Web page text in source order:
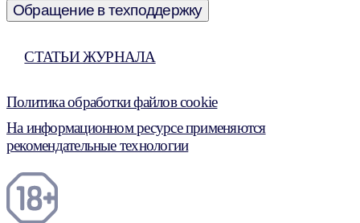
Обращение в техподдержку
СТАТЬИ ЖУРНАЛА
Политика обработки файлов cookie
На информационном ресурсе применяются
рекомендательные технологии